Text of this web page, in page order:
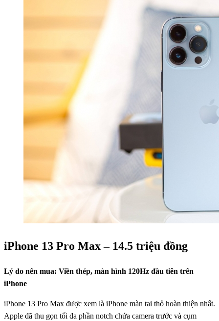
iPhone 13 Pro Max – 14.5 triệu đồng
Lý do nên mua: Viền thép, màn hình 120Hz đầu tiên trên
iPhone
iPhone 13 Pro Max được xem là iPhone màn tai thỏ hoàn thiện nhất.
Apple đã thu gọn tối đa phần notch chứa camera trước và cụm